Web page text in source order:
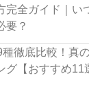
完全ガイド｜い
要？
種徹底比較！真
グ【おすすめ11